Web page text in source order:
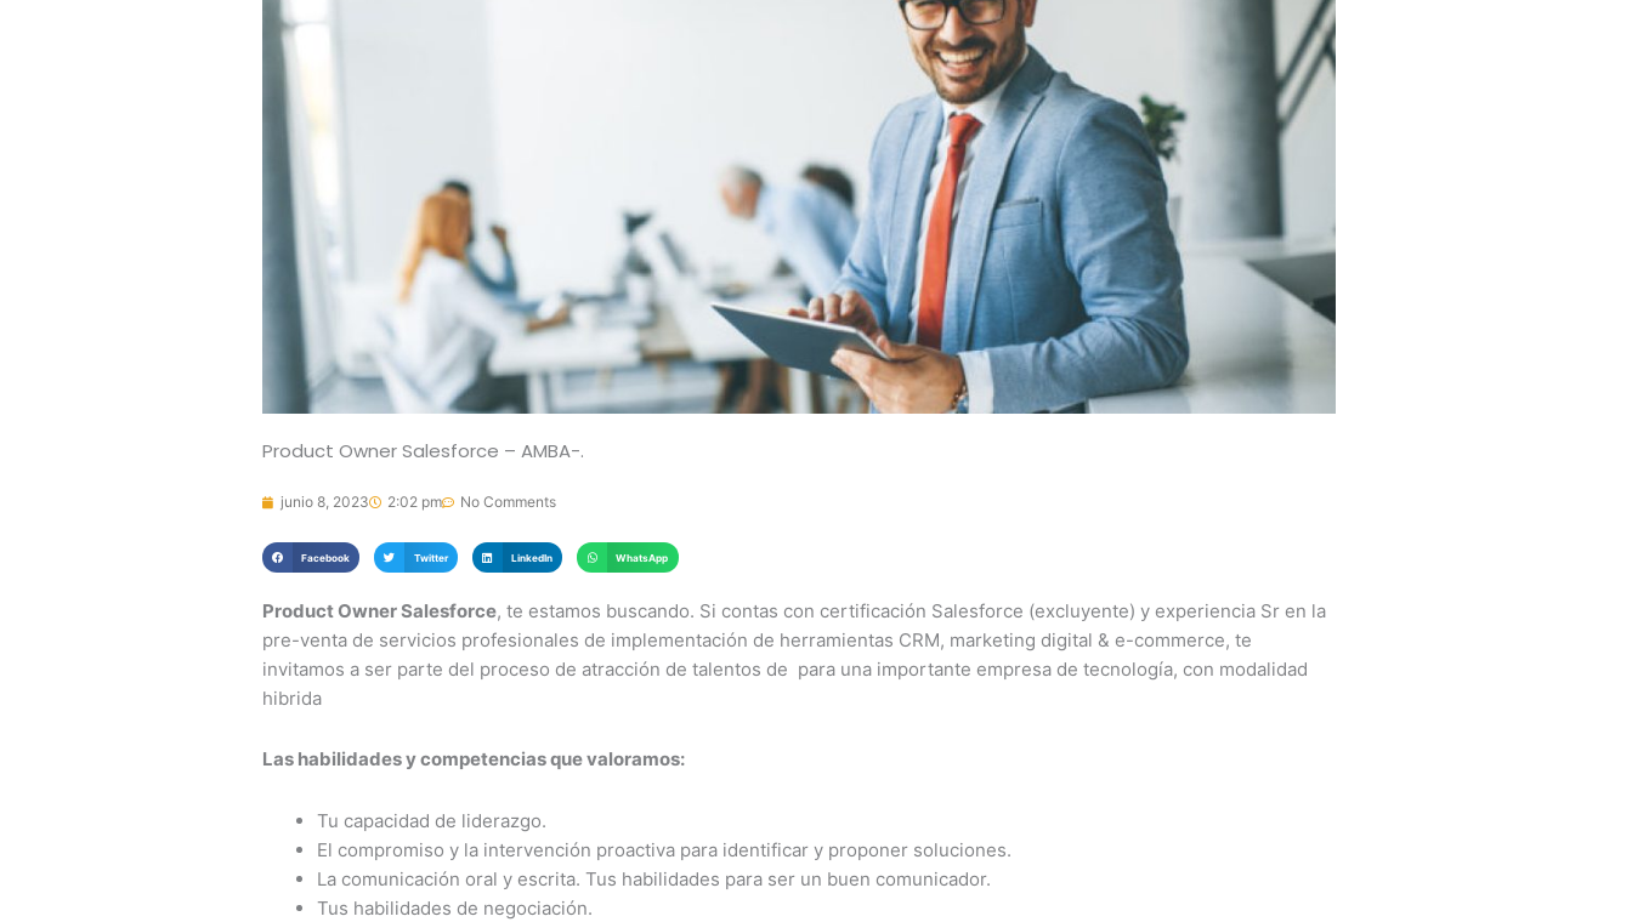
Product Owner Salesforce – AMBA-.
junio 8, 2023 2:02 pm No Comments
Facebook Twitter LinkedIn WhatsApp
Product Owner Salesforce, te estamos buscando. Si contas con certificación Salesforce (excluyente) y experiencia Sr en la
pre-venta de servicios profesionales de implementación de herramientas CRM, marketing digital & e-commerce, te
invitamos a ser parte del proceso de atracción de talentos de para una importante empresa de tecnología, con modalidad
hibrida
Las habilidades y competencias que valoramos:
Tu capacidad de liderazgo.
El compromiso y la intervención proactiva para identificar y proponer soluciones.
La comunicación oral y escrita. Tus habilidades para ser un buen comunicador.
Tus habilidades de negociación.